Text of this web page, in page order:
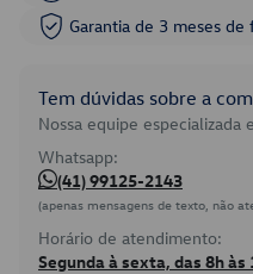
Garantia de 3 meses de
Tem dúvidas sobre a
Nossa equipe especializada
Whatsapp:
(41) 99125-2143
(apenas mensagens de texto, não
Horário de atendimento:
Segunda à sexta, das 8h às